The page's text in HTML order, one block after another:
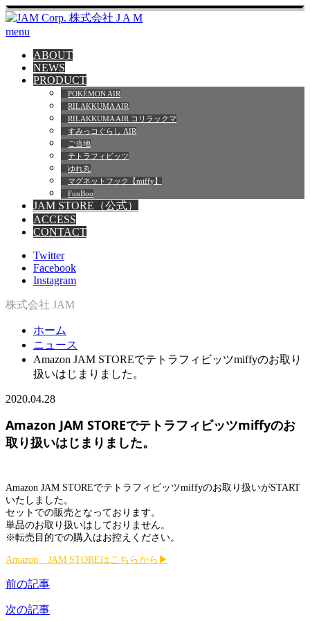
menu
ABOUT
NEWS
PRODUCT
POKÉMON AIR
RILAKKUMA AIR
RILAKKUMA AIR コリラックマ
すみっコぐらし AIR
ご当地
テトラフィビッツ
ゆれ丸
マグネットフック【miffy】
FunBoo
JAM STORE（公式）
ACCESS
CONTACT
Twitter
Facebook
Instagram
株式会社 JAM
ホーム
ニュース
Amazon JAM STOREでテトラフィビッツmiffyのお取り
扱いはじまりました。
2020.04.28
Amazon JAM STOREでテトラフィビッツmiffyのお
取り扱いはじまりました。
Amazon JAM STOREでテトラフィビッツmiffyのお取り扱いがSTART
いたしました。
セットでの販売となっております。
単品のお取り扱いはしておりません。
※転売目的での購入はお控えください。
Amazon JAM STOREはこちらから▶
前の記事
次の記事